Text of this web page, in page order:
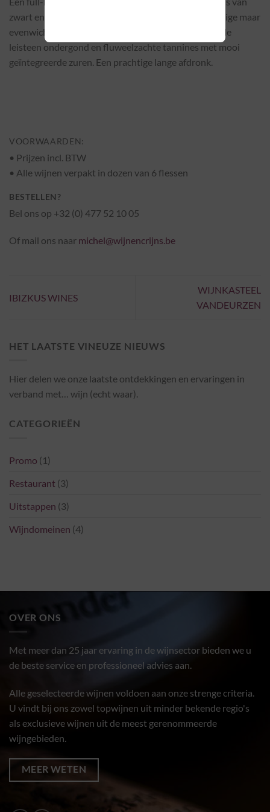
zwart en rood fruit, een typische kruidigheid, aanwezige maar
evenwichtige houttoetsen, een fijne mineraliteit uit de
leisteen ondergond en fluweelzachte tannines met mooi
geïntegreerde zuren. Een prachtige lange afdronk.
VOORWAARDEN:
• Prijzen incl. BTW
• Alle wijnen verpakt in dozen van 6 flessen
BESTELLEN?
Bel ons op +32 (0) 477 52 10 05
Of mail ons naar michel@wijnencrijns.be
IBIZKUS WINES
WIJNKASTEEL
VANDEURZEN
HET LAATSTE VINEUZE NIEUWS
Hier delen we onze laatste ontdekkingen en ervaringen in
verband met… wijn (echt waar).
CATEGORIEËN
Promo (1)
Restaurant (3)
Uitstappen (3)
Wijndomeinen (4)
OVER ONS
Met meer dan 25 jaar ervaring in de wijnsector bieden we u
de beste service en professioneel advies aan.
Alle geselecteerde wijnen voldoen aan onze strenge criteria.
U vindt bij ons zowel topwijnen uit minder bekende regio's
als exclusieve wijnen uit de meest gerenommeerde
wijngebieden.
MEER WETEN